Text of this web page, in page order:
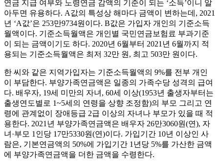
연금 지급 여부와 노령연금 감액의 기준이 되는 ‘소득’이니 알
아두면 유용하다. A값의 특성상 해마다 금액이 변하는데, 2021
년 ‘A값’은 253만9734원이다. B값은 가입자 개인의 기준소득
월액이다. 기준소득월액은 개인별 국민연금보험료 부과기준
이 되는 금액이기도 하다. 2020년 6월부터 2021년 6월까지 적
용되는 기준소득월액은 최저 32만 원, 최고 503만 원이다.
한 씨와 같은 지역가입자는 기준소득월액의 9%를 전부 개인
이 부담한다. 부양가족연금액은 일종의 가족수당 성격의 급여
다. 배우자, 19세 미만의 자녀, 60세 이상(1953년 출생자부터는
출생연도별로 1~5세의 연령을 상향 조정함)의 부모 그리고 연
령에 관계없이 장애등급 2급 이상의 자녀나 부모가 있을 때 적
용한다. 2021년 부양가족연금액은 배우자 26만3060원(연), 자
녀·부모 1인당 17만5330원(연)이다. 가입기간 10년 이상인 사
람은, 기본연금액의 50%에 가입기간 1년당 5%를 가산한 금액
에 부양가족연금액을 더한 금액을 수령한다.